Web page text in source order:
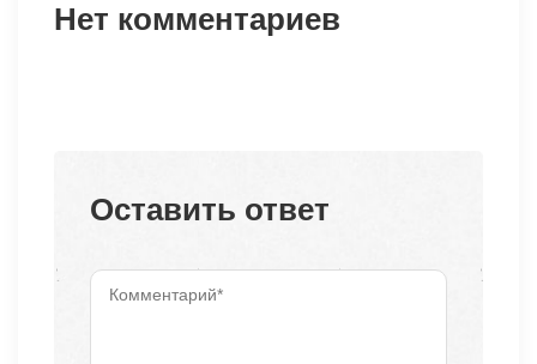
Нет комментариев
Оставить ответ